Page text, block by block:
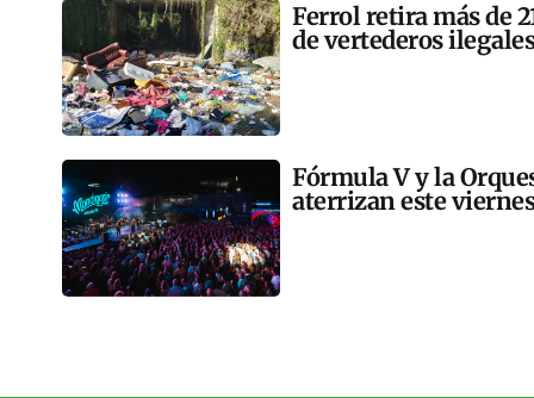
Ferrol retira más de
de vertederos
Fórmula V y la
aterrizan este